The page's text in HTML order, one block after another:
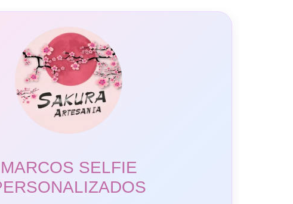
MARCOS SELFIE